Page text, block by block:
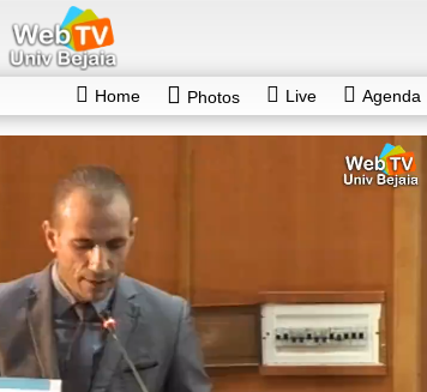
Home Photos Live Agenda